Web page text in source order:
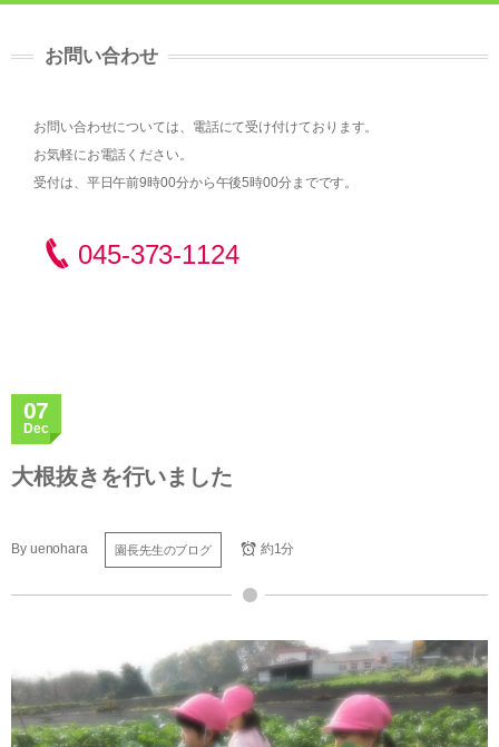
お問い合わせ
お問い合わせについては、電話にて受け付けております。
お気軽にお電話ください。
受付は、平日午前9時00分から午後5時00分までです。
045-373-1124
07
Dec
大根抜きを行いました
By uenohara 園長先生のブログ 約1分